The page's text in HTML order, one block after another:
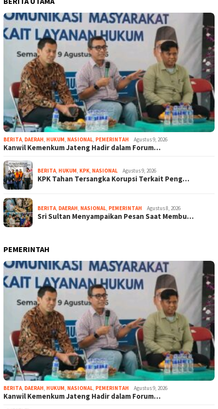
BERITA, DAERAH, HUKUM, NASIONAL, PEMERINTAH Agustus 9, 2026
Kanwil Kemenkum Jateng Hadir dalam Forum…
BERITA, HUKUM, KPK, NASIONAL Agustus 9, 2026
KPK Tahan Tersangka Korupsi Terkait Peng…
BERITA, DAERAH, NASIONAL, PEMERINTAH Agustus 8, 2026
Sri Sultan Menyampaikan Pesan Saat Membu…
PEMERINTAH
BERITA, DAERAH, HUKUM, NASIONAL, PEMERINTAH Agustus 9, 2026
Kanwil Kemenkum Jateng Hadir dalam Forum…